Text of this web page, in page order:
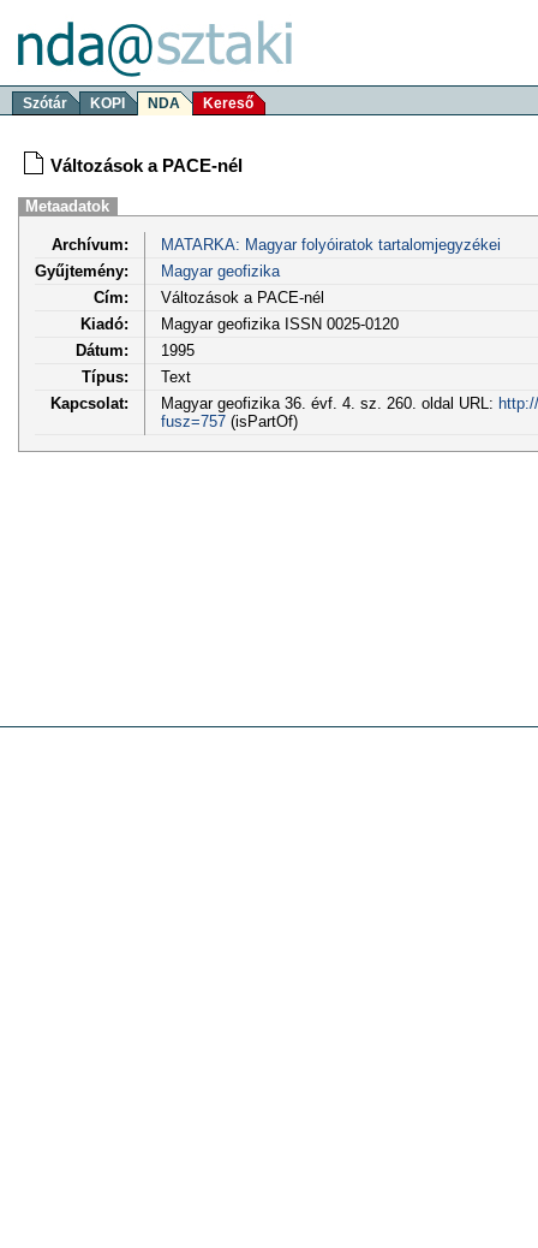
Szótár KOPI NDA Kereső
Változások a PACE-nél
Metaadatok
Archívum:
MATARKA: Magyar folyóiratok tartalomjegyzékei
Gyűjtemény:
Magyar geofizika
Cím:
Változások a PACE-nél
Kiadó:
Magyar geofizika ISSN 0025-0120
Dátum:
1995
Típus:
Text
Kapcsolat:
Magyar geofizika 36. évf. 4. sz. 260. oldal URL:
fusz=757(isPartOf)